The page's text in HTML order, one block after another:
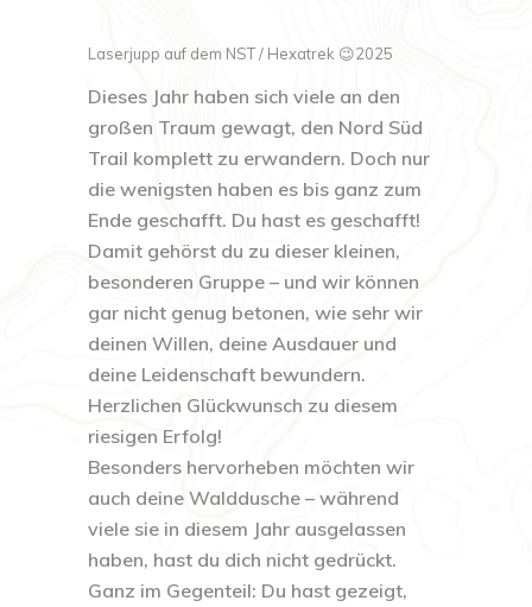
Laserjupp auf dem NST / Hexatrek 😉2025
Dieses Jahr haben sich viele an den
großen Traum gewagt, den Nord Süd
Trail komplett zu erwandern. Doch nur
die wenigsten haben es bis ganz zum
Ende geschafft. Du hast es geschafft!
Damit gehörst du zu dieser kleinen,
besonderen Gruppe – und wir können
gar nicht genug betonen, wie sehr wir
deinen Willen, deine Ausdauer und
deine Leidenschaft bewundern.
Herzlichen Glückwunsch zu diesem
riesigen Erfolg!
Besonders hervorheben möchten wir
auch deine Walddusche – während
viele sie in diesem Jahr ausgelassen
haben, hast du dich nicht gedrückt.
Ganz im Gegenteil: Du hast gezeigt,